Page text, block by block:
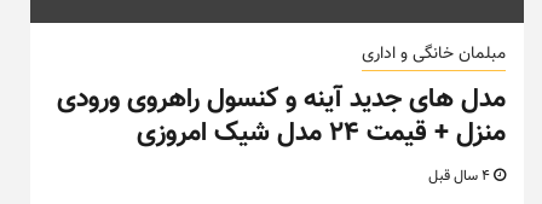
مبلمان خانگی و اداری
مدل های جدید آینه و کنسول راهروی ورودی
منزل + قیمت ۲۴ مدل شیک امروزی